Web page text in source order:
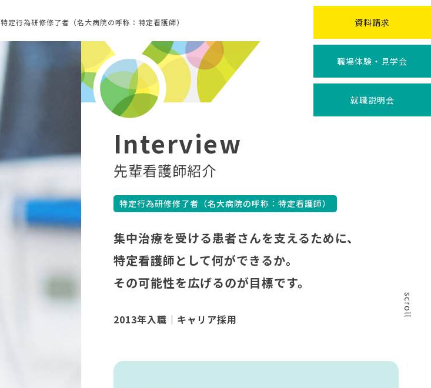
特定行為研修修了者（名大病院の呼称：特定看護師）
scroll
資料請求
職場体験・ 見学会
就職説明会
Interview
先輩看護師紹介
特定行為研修修了者 （名大病院の呼称：特定看護師）
集中治療を受ける患者さんを支えるために、
特定看護師として何ができるか。
その可能性を広げるのが目標です。
2013年入職｜キャリア採用